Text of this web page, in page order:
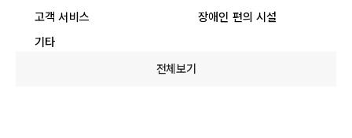
고객 서비스
장애인 편의 시설
기타
전체보기